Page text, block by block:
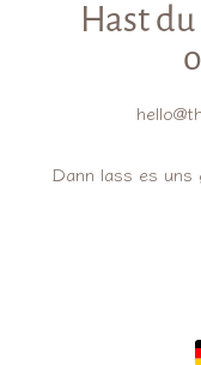
Hast
Dann lass es